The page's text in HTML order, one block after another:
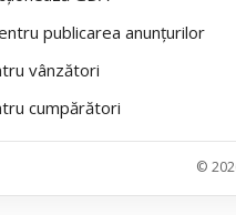
publicarea anunțurilor
vânzători
cumpărători
©